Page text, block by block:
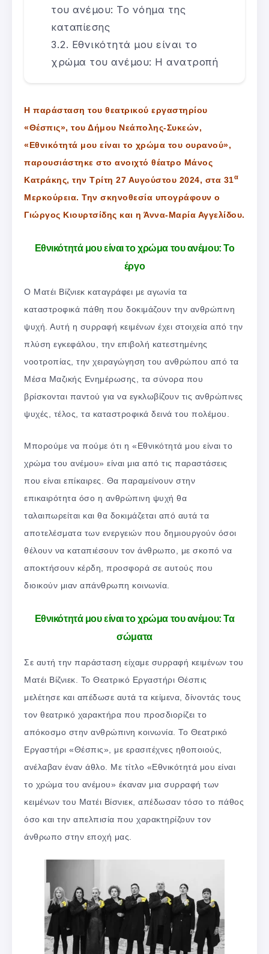
του ανέμου: Το νόημα της
καταπίεσης
Εθνικότητά μου είναι το
χρώμα του ανέμου: Η ανατροπή
Η παράσταση του θεατρικού εργαστηρίου
«Θέσπις», του Δήμου Νεάπολης-Συκεών,
«Εθνικότητά μου είναι το χρώμα του ουρανού»,
παρουσιάστηκε στο ανοιχτό θέατρο Μάνος
Κατράκης, την Τρίτη 27 Αυγούστου 2024, στα 31α
Μερκούρεια. Την σκηνοθεσία υπογράφουν ο
Γιώργος Κιουρτσίδης και η Άννα-Μαρία Αγγελίδου.
Εθνικότητά μου είναι το χρώμα του ανέμου: Το
έργο
Ο Ματέι Βίζνιεκ καταγράφει με αγωνία τα
καταστροφικά πάθη που δοκιμάζουν την ανθρώπινη
ψυχή. Αυτή η συρραφή κειμένων έχει στοιχεία από την
πλύση εγκεφάλου, την επιβολή κατεστημένης
νοοτροπίας, την χειραγώγηση του ανθρώπου από τα
Μέσα Μαζικής Ενημέρωσης, τα σύνορα που
βρίσκονται παντού για να εγκλωβίζουν τις ανθρώπινες
ψυχές, τέλος, τα καταστροφικά δεινά του πολέμου.
Μπορούμε να πούμε ότι η «Εθνικότητά μου είναι το
χρώμα του ανέμου» είναι μια από τις παραστάσεις
που είναι επίκαιρες. Θα παραμείνουν στην
επικαιρότητα όσο η ανθρώπινη ψυχή θα
ταλαιπωρείται και θα δοκιμάζεται από αυτά τα
αποτελέσματα των ενεργειών που δημιουργούν όσοι
θέλουν να καταπιέσουν τον άνθρωπο, με σκοπό να
αποκτήσουν κέρδη, προσφορά σε αυτούς που
διοικούν μιαν απάνθρωπη κοινωνία.
Εθνικότητά μου είναι το χρώμα του ανέμου: Τα
σώματα
Σε αυτή την παράσταση είχαμε συρραφή κειμένων του
Ματέι Βίζνιεκ. Το Θεατρικό Εργαστήρι Θέσπις
μελέτησε και απέδωσε αυτά τα κείμενα, δίνοντάς τους
τον θεατρικό χαρακτήρα που προσδιορίζει το
απόκοσμο στην ανθρώπινη κοινωνία. Το Θεατρικό
Εργαστήρι «Θέσπις», με ερασιτέχνες ηθοποιούς,
ανέλαβαν έναν άθλο. Με τίτλο «Εθνικότητά μου είναι
το χρώμα του ανέμου» έκαναν μια συρραφή των
κειμένων του Ματέι Βίσνιεκ, απέδωσαν τόσο το πάθος
όσο και την απελπισία που χαρακτηρίζουν τον
άνθρωπο στην εποχή μας.